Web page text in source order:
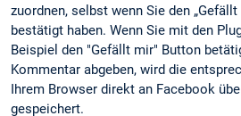
zuordnen, selbst wenn Sie den
bestätigt haben. Wenn Sie mit den
Beispiel den "Gefällt mir" Button
Kommentar abgeben, wird die
Ihrem Browser direkt an Facebook
gespeichert.